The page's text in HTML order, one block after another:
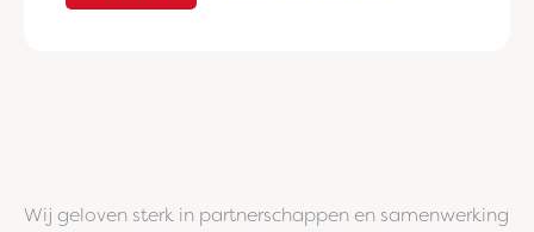
Wij geloven sterk in partnerschappen en samenwerking